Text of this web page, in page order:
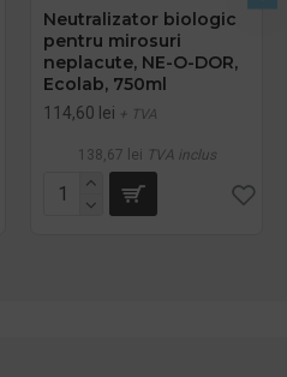
Neutralizator biologic
pentru mirosuri
neplacute, NE-O-DOR,
Ecolab, 750ml
114,60 lei + TVA
138,67 lei TVA inclus